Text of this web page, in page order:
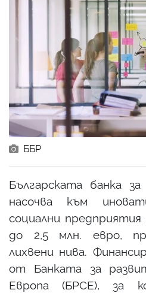
ББР
Българската банка
насочва към
социални
до 2,5 млн. евро,
лихвени нива.
от Банката за
Европа (БРСЕ), за